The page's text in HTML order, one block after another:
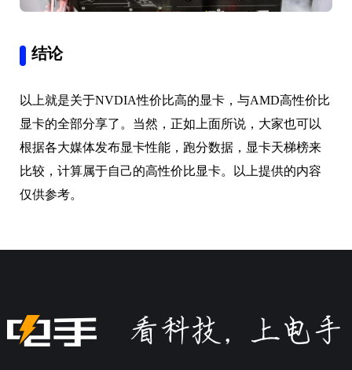
结论
以上就是关于NVDIA性价比高的显卡，与AMD高性价比
显卡的全部分享了。当然，正如上面所说，大家也可以
根据各大媒体发布显卡性能，跑分数据，显卡天梯榜来
比较，计算属于自己的高性价比显卡。以上提供的内容
仅供参考。